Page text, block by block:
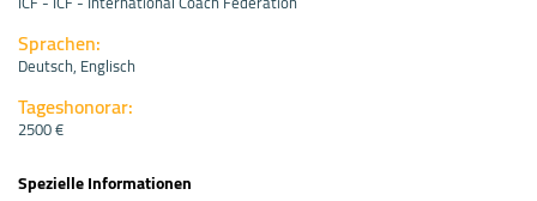
Sprachen:
Deutsch, Englisch
Tageshonorar:
2500 €
Spezielle Informationen